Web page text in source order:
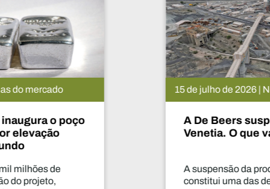
15 de julho de 2026 | Notícias do mercado
A De Beers suspende o projeto
Venetia. O que vai acontecer agora?
A suspensão da produção por dois anos
constitui uma das decisões mais